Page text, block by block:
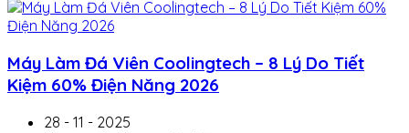
Máy Làm Đá Viên Coolingtech – 8 Lý Do Tiết
Kiệm 60% Điện Năng 2026
28 - 11 - 2025